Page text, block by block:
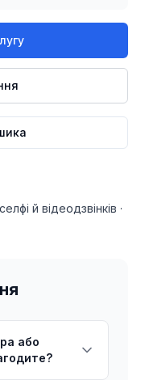
й відеодзвінків ·
або